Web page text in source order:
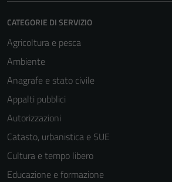
CATEGORIE DI SERVIZIO
Agricoltura e pesca
Ambiente
Anagrafe e stato civile
Appalti pubblici
Autorizzazioni
Catasto, urbanistica e SUE
Cultura e tempo libero
Educazione e formazione